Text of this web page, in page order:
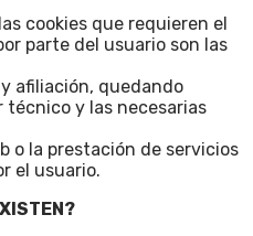
cookies que requieren el
parte del usuario son las
afiliación, quedando
y las necesarias
o la prestación de servicios
el usuario.